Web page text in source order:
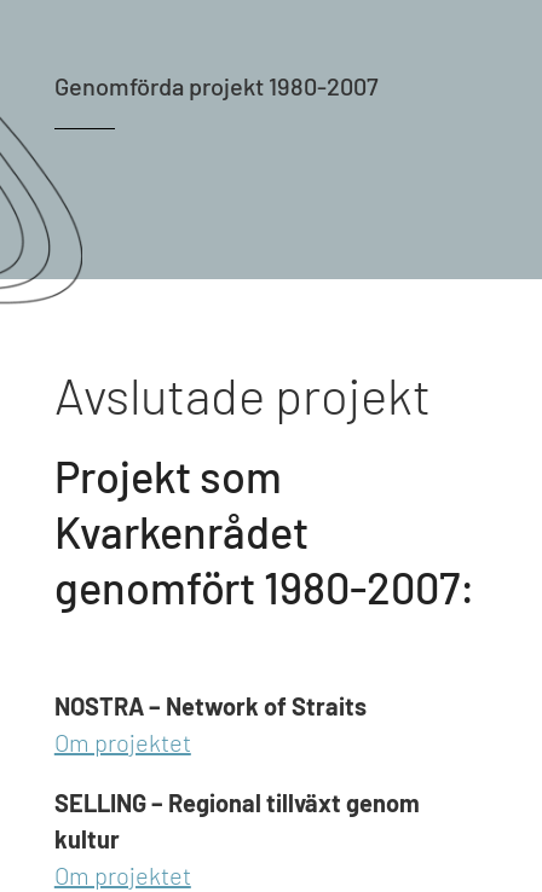
Genomförda projekt 1980-2007
Avslutade projekt
Projekt som
Kvarkenrådet
genomfört 1980-2007:
NOSTRA – Network of Straits
Om projektet
SELLING – Regional tillväxt genom
kultur
Om projektet